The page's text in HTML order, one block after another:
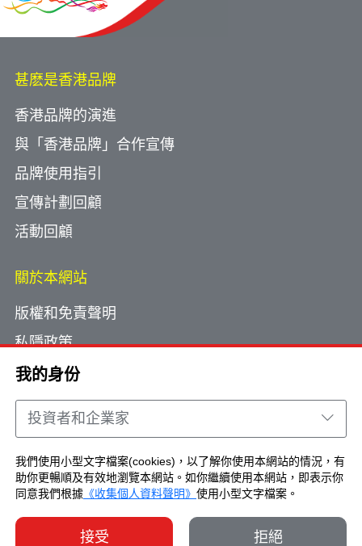
我的身份
投資者和企業家
我們使用小型文字檔案(cookies)，以了解你使用本網站的情況，有
助你更暢順及有效地瀏覽本網站。如你繼續使用本網站，即表示你
同意我們根據 《收集個人資料聲明》 使用小型文字檔案。
接受 拒絕
甚麽是香港品牌
香港品牌的演進
與「香港品牌」合作宣傳
品牌使用指引
宣傳計劃回顧
活動回顧
關於本網站
版權和免責聲明
私隱政策
使用小型文字檔案
網頁指南
聯絡我們
Copyright © Brand Hong Kong. All Rights
Reserved.